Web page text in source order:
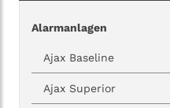
Alarmanlagen
Ajax Baseline
Ajax Superior